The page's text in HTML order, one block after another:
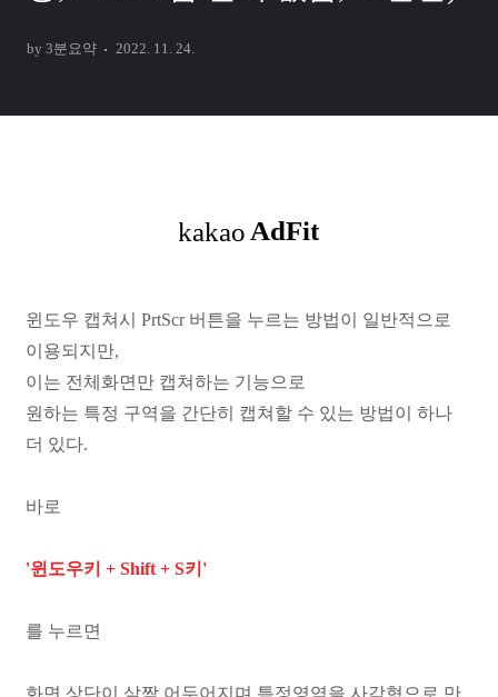
by 3분요약 2022. 11. 24.
윈도우 캡쳐시 PrtScr 버튼을 누르는 방법이 일반적으로
이용되지만,
이는 전체화면만 캡쳐하는 기능으로
원하는 특정 구역을 간단히 캡쳐할 수 있는 방법이 하나
더 있다.
바로
'윈도우키 + Shift + S키'
를 누르면
화면 상단이 살짝 어두어지며 특정영역을 사각형으로 만